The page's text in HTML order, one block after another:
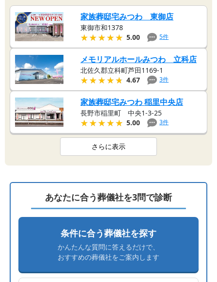
家族葬邸宅みつわ 東御店
東御市和1378
★★★★★
★★★★★ 5.00 5件
メモリアルホールみつわ 立科店
北佐久郡立科町芦田1169-1
★★★★★
★★★★★ 4.67 3件
家族葬邸宅みつわ 稲里中央店
長野市稲里町 中央1-3-25
★★★★★
★★★★★ 5.00 3件
さらに表示
あなたに合う葬儀社を3問で診断
条件に合う葬儀社を探す
かんたんな質問に答えるだけで、
おすすめの葬儀社をご案内します